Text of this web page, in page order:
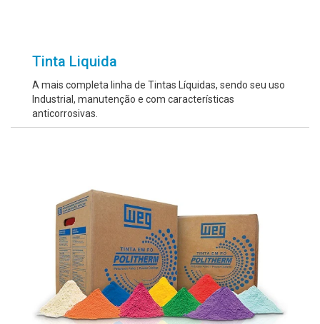
Tinta Liquida
A mais completa linha de Tintas Líquidas, sendo seu uso
Industrial, manutenção e com características
anticorrosivas.